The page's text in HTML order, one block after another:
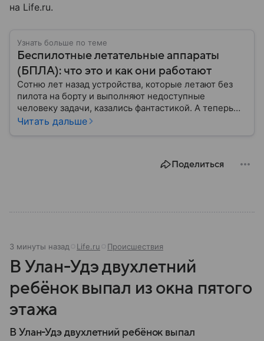
на Life.ru.
Узнать больше по теме
Беспилотные летательные аппараты
(БПЛА): что это и как они работают
Сотню лет назад устройства, которые летают без
пилота на борту и выполняют недоступные
человеку задачи, казались фантастикой. А теперь
они стали реальностью: собрали главное о
Читать дальше
Поделиться
3 минуты назад Life.ru Происшествия
В Улан-Удэ двухлетний
ребёнок выпал из окна пятого
этажа
В Улан-Удэ двухлетний ребёнок выпал